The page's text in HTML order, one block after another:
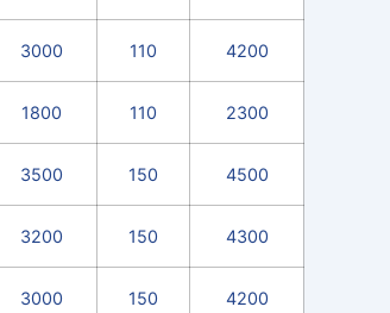
3000 110 4200
1800 110 2300
3500 150 4500
3200 150 4300
3000 150 4200